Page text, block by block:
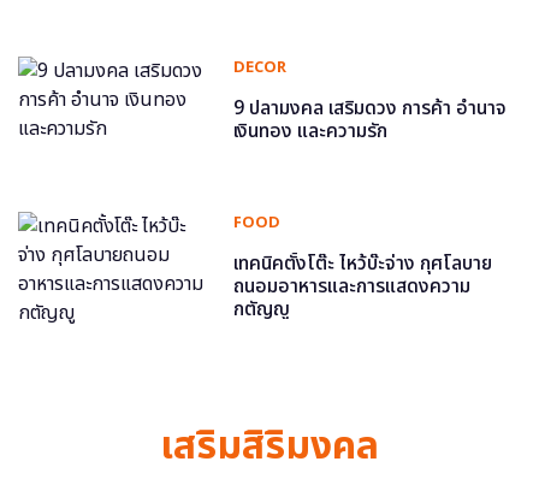
DECOR
9 ปลามงคล เสริมดวง การค้า อำนาจ
เงินทอง และความรัก
FOOD
เทคนิคตั้งโต๊ะ ไหว้บ๊ะจ่าง กุศโลบาย
ถนอมอาหารและการแสดงความ
กตัญญู
เสริมสิริมงคล